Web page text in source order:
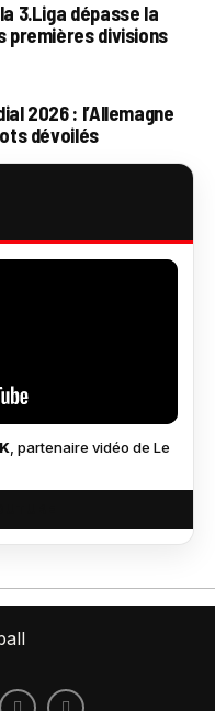
3.Liga dépasse la
premières divisions
2026 : l’Allemagne
dévoilés
, partenaire vidéo de Le